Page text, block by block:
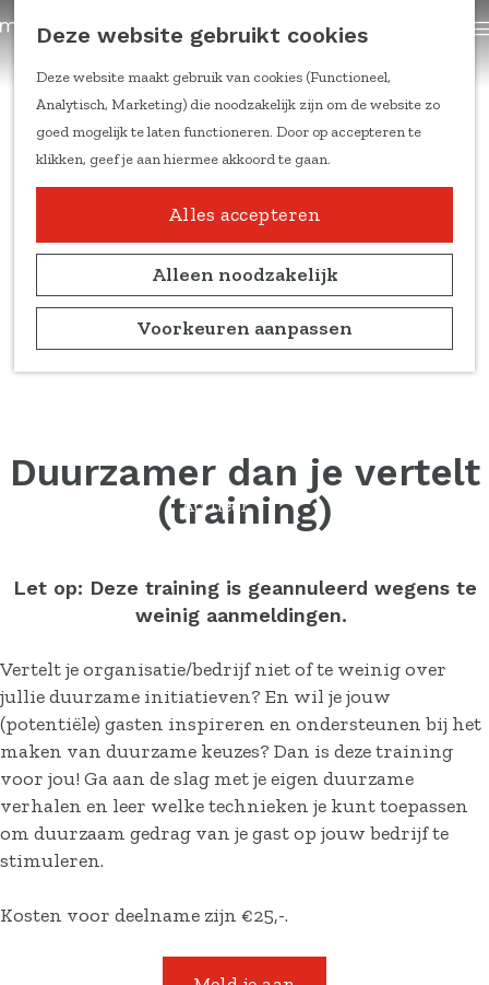
Deze website gebruikt cookies
Deze website maakt gebruik van cookies (Functioneel,
Analytisch, Marketing) die noodzakelijk zijn om de website zo
goed mogelijk te laten functioneren. Door op accepteren te
klikken, geef je aan hiermee akkoord te gaan.
Alles accepteren
Alleen noodzakelijk
Voorkeuren aanpassen
e
Content om te delen
Kennis & inspiratie
Feiten & cijfers
Online trainingen
Duitse markt
Ondernemers aan het
woord
Marketing
kennisblogs
Actueel
Duurzamer dan je vertelt
(training)
Let op: Deze training is geannuleerd wegens te
weinig aanmeldingen.
Vertelt je organisatie/bedrijf niet of te weinig over
jullie duurzame initiatieven? En wil je jouw
(potentiële) gasten inspireren en ondersteunen bij het
maken van duurzame keuzes? Dan is deze training
voor jou! Ga aan de slag met je eigen duurzame
verhalen en leer welke technieken je kunt toepassen
om duurzaam gedrag van je gast op jouw bedrijf te
stimuleren.
Kosten voor deelname zijn €25,-.